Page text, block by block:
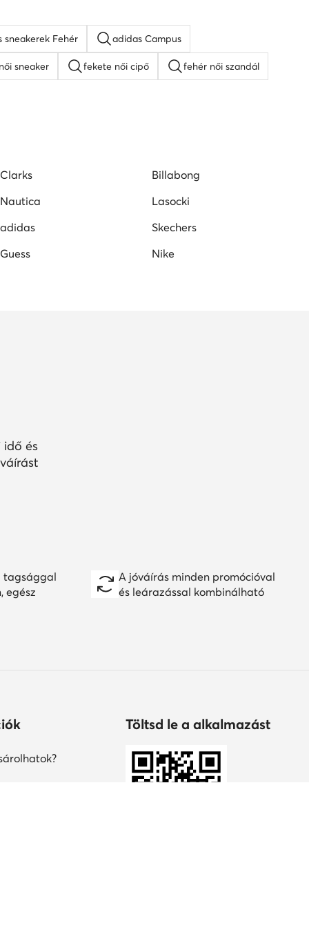
sneakerek Fehér adidas Campus
sneaker fekete női cipő fehér női szandál
Clarks
Billabong
Nautica
Lasocki
adidas
Skechers
Guess Nike
idő és
tagsággal
egész
A jóváírás minden promócióval
és leárazással kombinálható
Töltsd le a alkalmazást